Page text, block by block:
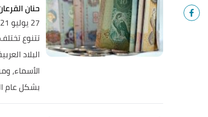
حنان
27 يوليو 2021
تتنوع
البلاد
الأسماء،
بشكل عام